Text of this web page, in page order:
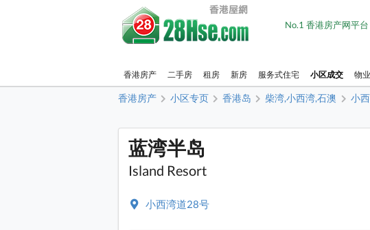
No.1 香港房产网平台
香港房产 二手房 租房 新房 服务式住宅 小区成交 物
香港房产 小区专页 香港岛 柴湾,小西湾,石澳 小
蓝湾半岛
Island Resort
小西湾道28号